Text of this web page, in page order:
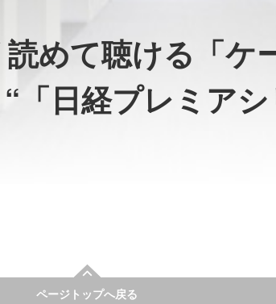
めて聴ける「ケ
「日経プレミア
ページトップへ戻る